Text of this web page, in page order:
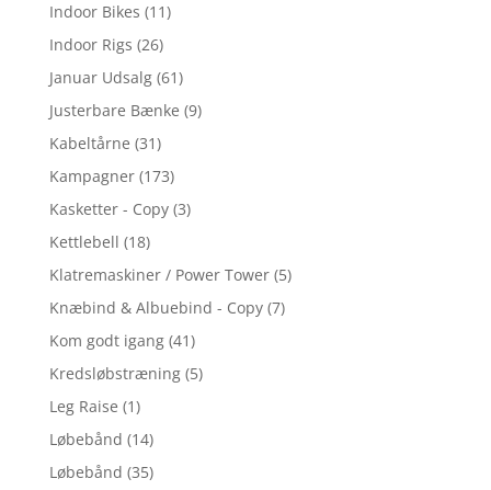
Indoor Bikes (11)
Indoor Rigs (26)
Januar Udsalg (61)
Justerbare Bænke (9)
Kabeltårne (31)
Kampagner (173)
Kasketter - Copy (3)
Kettlebell (18)
Klatremaskiner / Power Tower (5)
Knæbind & Albuebind - Copy (7)
Kom godt igang (41)
Kredsløbstræning (5)
Leg Raise (1)
Løbebånd (14)
Løbebånd (35)